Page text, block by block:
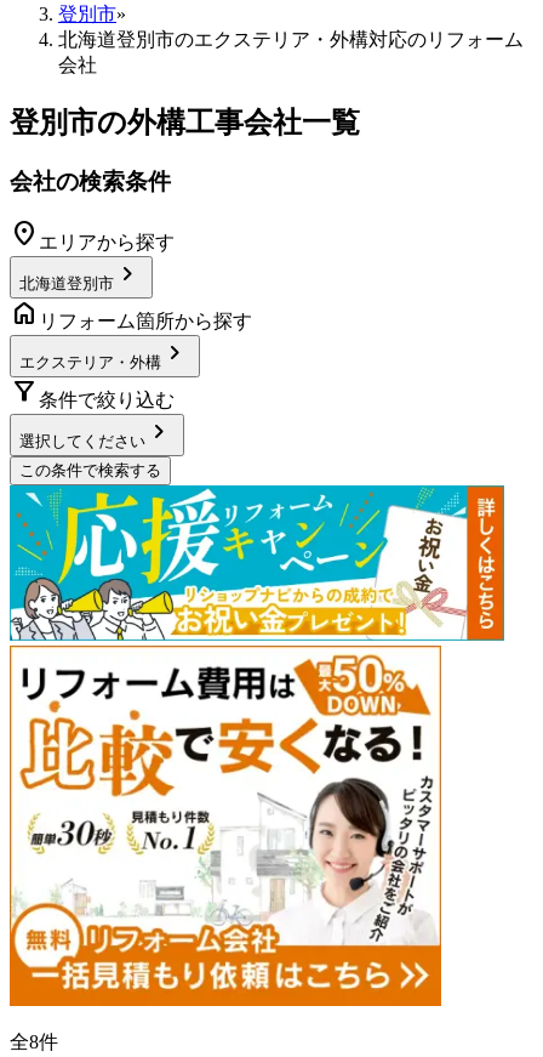
登別市»
北海道登別市のエクステリア・外構対応のリフォーム
会社
登別市の外構工事会社一覧
会社の検索条件
location_on エリアから探す
北海道登別市 chevron_right
home リフォーム箇所から探す
エクステリア・外構 chevron_right
filter_alt 条件で絞り込む
選択してください chevron_right
この条件で検索する
全8件